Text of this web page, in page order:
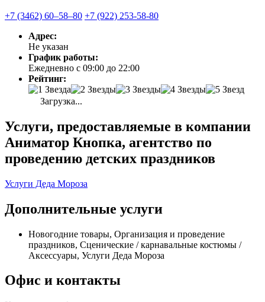
+7 (3462) 60‒58‒80 +7 (922) 253-58-80
Адрес:
Не указан
График работы:
Ежедневно с 09:00 до 22:00
Рейтинг:
Загрузка...
Услуги, предоставляемые в компании
Аниматор Кнопка, агентство по
проведению детских праздников
Услуги Деда Мороза
Дополнительные услуги
Новогодние товары, Организация и проведение
праздников, Сценические / карнавальные костюмы /
Аксессуары, Услуги Деда Мороза
Офис и контакты